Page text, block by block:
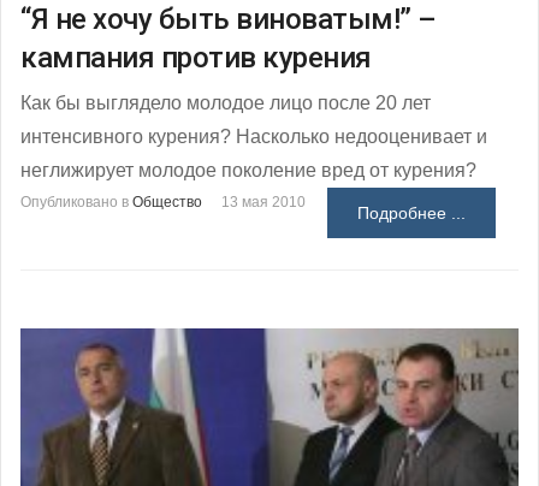
“Я не хочу быть виноватым!” –
кампания против курения
Как бы выглядело молодое лицо после 20 лет
интенсивного курения? Насколько недооценивает и
неглижирует молодое поколение вред от курения?
Опубликовано в Общество 13 мая 2010
Подробнее ...